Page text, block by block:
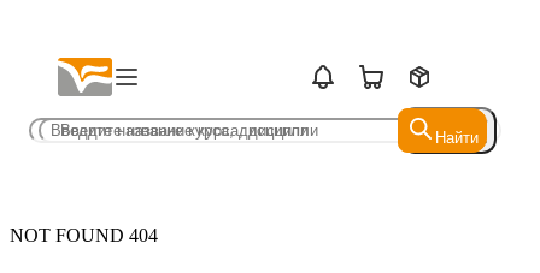
Найти
Найти
NOT FOUND 404